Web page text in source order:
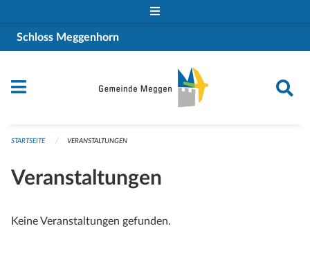
Schloss Meggenhorn
STARTSEITE VERANSTALTUNGEN
Veranstaltungen
Keine Veranstaltungen gefunden.